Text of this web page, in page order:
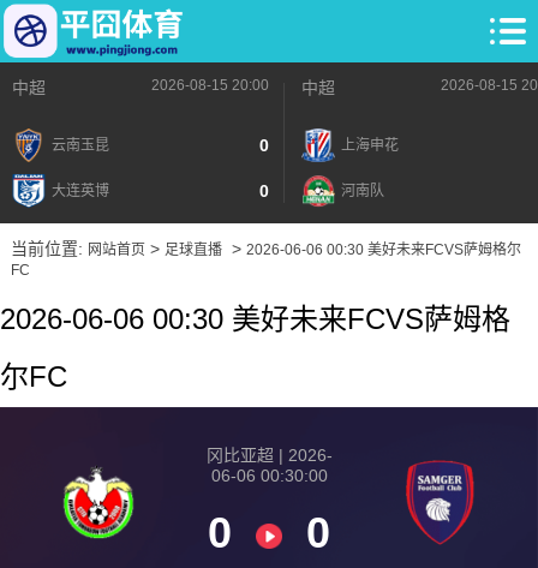
中超 2026-08-15 20:00
云南玉昆 0
大连英博 0
中超 2026-08-15
上海申花
河南队
当前位置: 网站首页> 足球直播> 2026-06-06 00:30 美好未来FCVS萨姆格尔
FC
2026-06-06 00:30 美好未来FCVS萨姆格
尔FC
冈比亚超 | 2026-
06-06 00:30:00
0 0